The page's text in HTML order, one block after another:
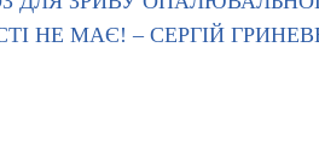
НЕ МАЄ! – СЕРГІЙ